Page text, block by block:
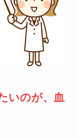
いのが、血